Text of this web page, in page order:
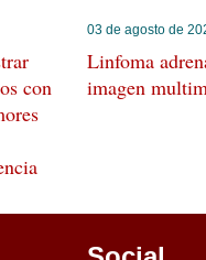
con
03 de agosto de
Linfoma
imagen